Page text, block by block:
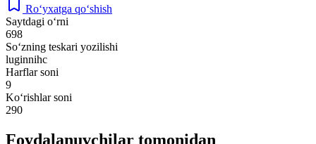
Ro‘yxatga qo‘shish
Saytdagi o‘rni
698
So‘zning teskari yozilishi
luginnihc
Harflar soni
9
Ko‘rishlar soni
290
Foydalanuvchilar tomonidan